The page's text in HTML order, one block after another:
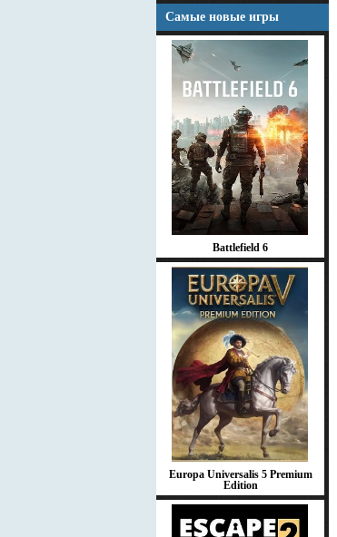
Самые новые игры
Battlefield 6
Europa Universalis 5 Premium
Edition